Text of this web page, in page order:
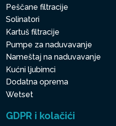
Peščane filtracije
Solinatori
Kartuš filtracije
Pumpe za naduvavanje
Nameštaj na naduvavanje
Kućni ljubimci
Dodatna oprema
Wetset
GDPR i kolačići